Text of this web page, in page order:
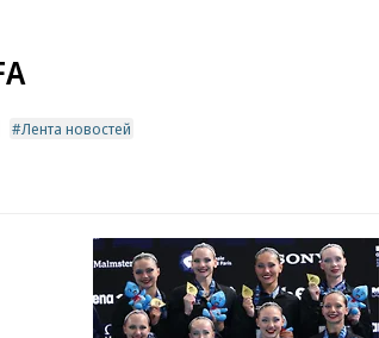
Лента новостей